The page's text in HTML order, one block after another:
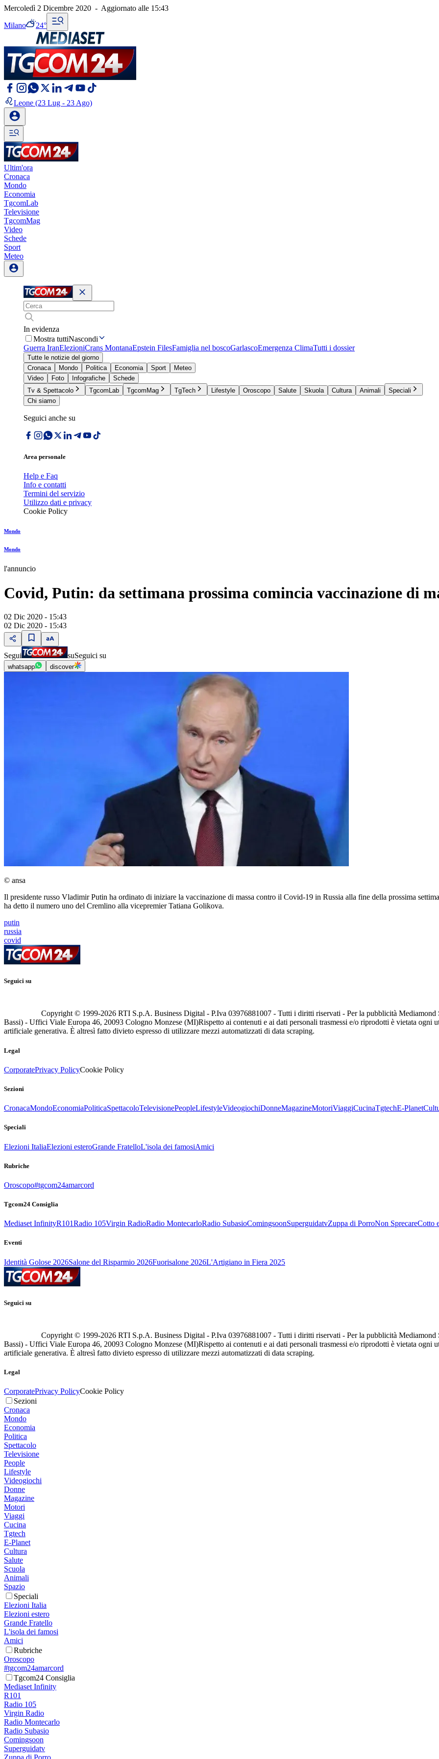
Mercoledì 2 Dicembre 2020 - Aggiornato alle 15:43
Milano 24°
Leone (23 Lug - 23 Ago)
Ultim'ora
Cronaca
Mondo
Economia
TgcomLab
Televisione
TgcomMag
Video
Schede
Sport
Meteo
In evidenza
Mostra tuttiNascondi
Guerra IranElezioniCrans MontanaEpstein FilesFamiglia nel boscoGarlascoEmergenza ClimaTutti i dossier
Tutte le notizie del giorno
Cronaca
Mondo Politica Economia Sport
Meteo
Video
Foto Infografiche
Schede
Tv & Spettacolo
TgcomLab TgcomMag TgTech Lifestyle Oroscopo Salute Skuola Cultura Animali
Speciali
Chi siamo
Seguici anche su
Area personale
Help e Faq
Info e contatti
Termini del servizio
Utilizzo dati e privacy
Cookie Policy
Mondo
Mondo
l'annuncio
Covid, Putin: da settimana prossima comincia vaccinazione di
02 Dic 2020 - 15:43
02 Dic 2020 - 15:43
Segui suSeguici su
whatsapp discover
© ansa
Il presidente russo Vladimir Putin ha ordinato di iniziare la vaccinazione di massa contro il Covid-19 in Russia alla fine della prossima
ha detto il numero uno del Cremlino alla vicepremier Tatiana Golikova.
putin
russia
covid
Seguici su
Copyright © 1999-2026 RTI S.p.A. Business Digital - P.Iva 03976881007 - Tutti i diritti riservati - Per la pubblicità
Bassi) - Uffici Viale Europa 46, 20093 Cologno Monzese (MI)Rispetto ai contenuti e ai dati personali trasmessi e/o riprodotti è vietata ogni
artificiale generativa. È altresì fatto divieto espresso di utilizzare mezzi automatizzati di data scraping.
Legal
CorporatePrivacy PolicyCookie Policy
Sezioni
CronacaMondoEconomiaPoliticaSpettacoloTelevisionePeopleLifestyleVideogiochiDonneMagazineMotoriViaggiCucinaTgtechE-Planet
Speciali
Elezioni ItaliaElezioni esteroGrande FratelloL'isola dei famosiAmici
Rubriche
Oroscopo#tgcom24amarcord
Tgcom24 Consiglia
Mediaset InfinityR101Radio 105Virgin RadioRadio MontecarloRadio SubasioComingsoonSuperguidatvZuppa di PorroNon SprecareCotto
Eventi
Identità Golose 2026Salone del Risparmio 2026Fuorisalone 2026L'Artigiano in Fiera 2025
Seguici su
Copyright © 1999-2026 RTI S.p.A. Business Digital - P.Iva 03976881007 - Tutti i diritti riservati - Per la pubblicità
Bassi) - Uffici Viale Europa 46, 20093 Cologno Monzese (MI)Rispetto ai contenuti e ai dati personali trasmessi e/o riprodotti è vietata ogni
artificiale generativa. È altresì fatto divieto espresso di utilizzare mezzi automatizzati di data scraping.
Legal
CorporatePrivacy PolicyCookie Policy
Sezioni
Cronaca
Mondo
Economia
Politica
Spettacolo
Televisione
People
Lifestyle
Videogiochi
Donne
Magazine
Motori
Viaggi
Cucina
Tgtech
E-Planet
Cultura
Salute
Scuola
Animali
Spazio
Speciali
Elezioni Italia
Elezioni estero
Grande Fratello
L'isola dei famosi
Amici
Rubriche
Oroscopo
#tgcom24amarcord
Tgcom24 Consiglia
Mediaset Infinity
R101
Radio 105
Virgin Radio
Radio Montecarlo
Radio Subasio
Comingsoon
Superguidatv